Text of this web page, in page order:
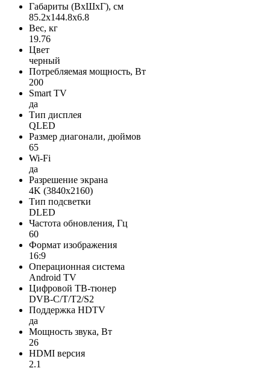
Габариты (ВxШxГ), см
85.2x144.8x6.8
Вес, кг
19.76
Цвет
черный
Потребляемая мощность, Вт
200
Smart TV
да
Тип дисплея
QLED
Размер диагонали, дюймов
65
Wi-Fi
да
Разрешение экрана
4K (3840x2160)
Тип подсветки
DLED
Частота обновления, Гц
60
Формат изображения
16:9
Операционная система
Android TV
Цифровой ТВ-тюнер
DVB-C/T/T2/S2
Поддержка HDTV
да
Мощность звука, Вт
26
HDMI версия
2.1